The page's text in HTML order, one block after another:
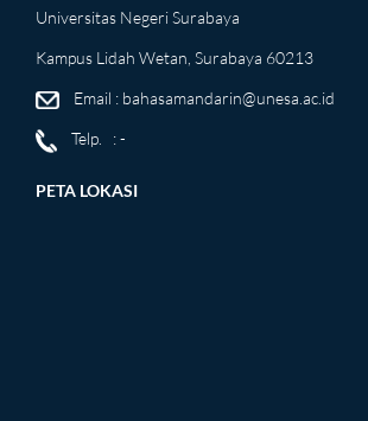
Universitas Negeri Surabaya
Kampus Lidah Wetan, Surabaya 60213
Email : bahasamandarin@unesa.ac.id
Telp. : -
PETA LOKASI